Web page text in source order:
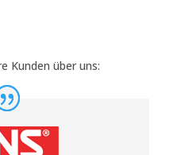
Kunden über uns: